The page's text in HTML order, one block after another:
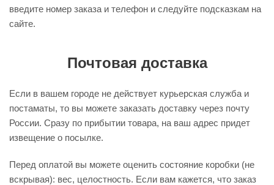
введите номер заказа и телефон и следуйте подсказкам на
сайте.
Почтовая доставка
Если в вашем городе не действует курьерская служба и
постаматы, то вы можете заказать доставку через почту
России. Сразу по прибытии товара, на ваш адрес придет
извещение о посылке.
Перед оплатой вы можете оценить состояние коробки (не
вскрывая): вес, целостность. Если вам кажется, что заказ